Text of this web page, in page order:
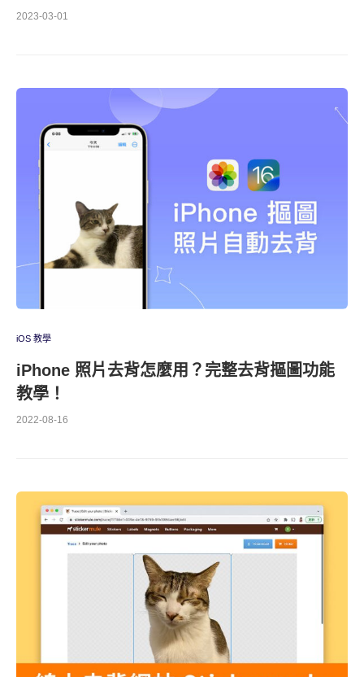
2023-03-01
iOS 教學
iPhone 照片去背怎麼用？完整去背摳圖功能
教學！
2022-08-16